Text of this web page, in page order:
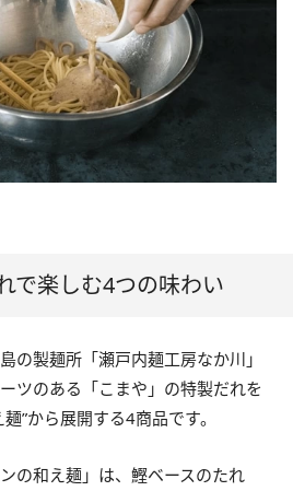
で楽しむ4つの味わい
の製麺所「瀬戸内麺工房なか川」
ツのある「こまや」の特製だれを
”から展開する4商品です。
の和え麺」は、鰹ベースのたれ